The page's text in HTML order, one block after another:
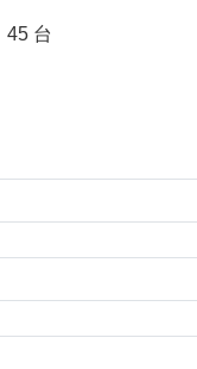
45 台